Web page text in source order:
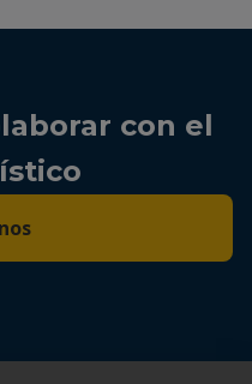
con el